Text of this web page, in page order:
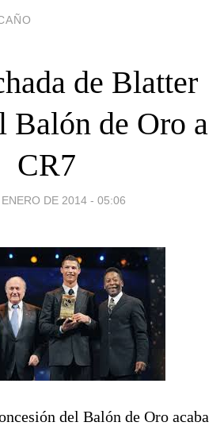
de Blatter
Balón de Oro a
CR7
DE 2014 - 05:06
del Balón de Oro acaba